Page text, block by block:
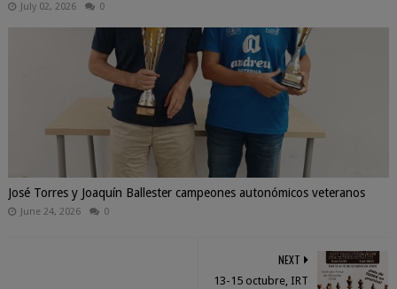
July 02, 2026 0
José Torres y Joaquín Ballester campeones autonómicos veteranos
June 24, 2026 0
NEXT
13-15 octubre, IRT